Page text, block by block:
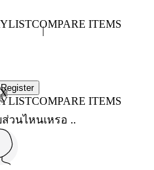
COMPARE ITEMS
X
COMPARE ITEMS
วนไหนเหรอ ..